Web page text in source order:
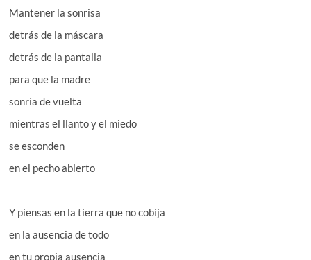
Mantener la sonrisa
detrás de la máscara
detrás de la pantalla
para que la madre
sonría de vuelta
mientras el llanto y el miedo
se esconden
en el pecho abierto
Y piensas en la tierra que no cobija
en la ausencia de todo
en tu propia ausencia